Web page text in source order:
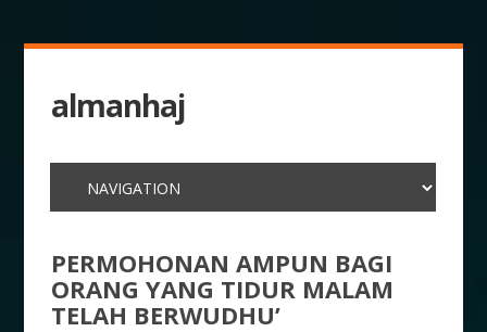
almanhaj
PERMOHONAN AMPUN BAGI
ORANG YANG TIDUR MALAM
TELAH BERWUDHU’